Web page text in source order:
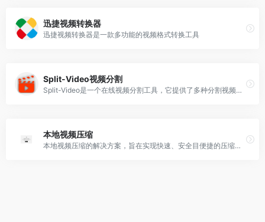
迅捷视频转换器
迅捷视频转换器是一款多功能的视频格式转换工具
Split-Video视频分割
Split-Video是一个在线视频分割工具，它提供了多种分割视频的方法，包括自由分割、平均分割、按时间分割和按文件大小分割。
本地视频压缩
本地视频压缩的解决方案，旨在实现快速、安全目便捷的压缩过程。